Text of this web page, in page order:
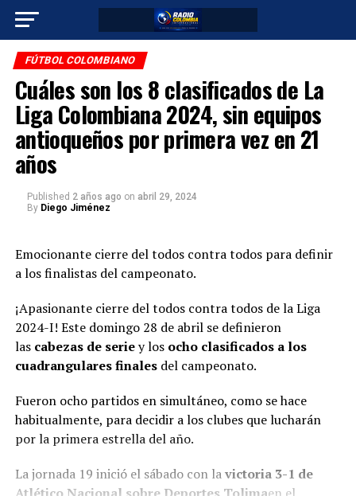
FÚTBOL COLOMBIANO
Cuáles son los 8 clasificados de La
Liga Colombiana 2024, sin equipos
antioqueños por primera vez en 21
años
Published 2 años ago on abril 29, 2024
By Diego Jiménez
Emocionante cierre del todos contra todos para definir
a los finalistas del campeonato.
¡Apasionante cierre del todos contra todos de la Liga
2024-I! Este domingo 28 de abril se definieron
las cabezas de seriey losocho clasificados a los
cuadrangulares finalesdel campeonato.
Fueron ocho partidos en simultáneo, como se hace
habitualmente, para decidir a los clubes que lucharán
por la primera estrella del año.
La jornada 19 inició el sábado con lavictoria 3-1 de